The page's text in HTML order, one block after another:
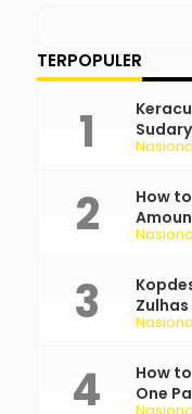
TERPOPULER
How
How
One